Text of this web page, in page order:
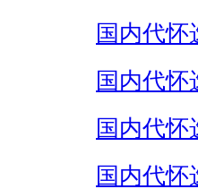
国内代怀
国内代怀
国内代怀
国内代怀